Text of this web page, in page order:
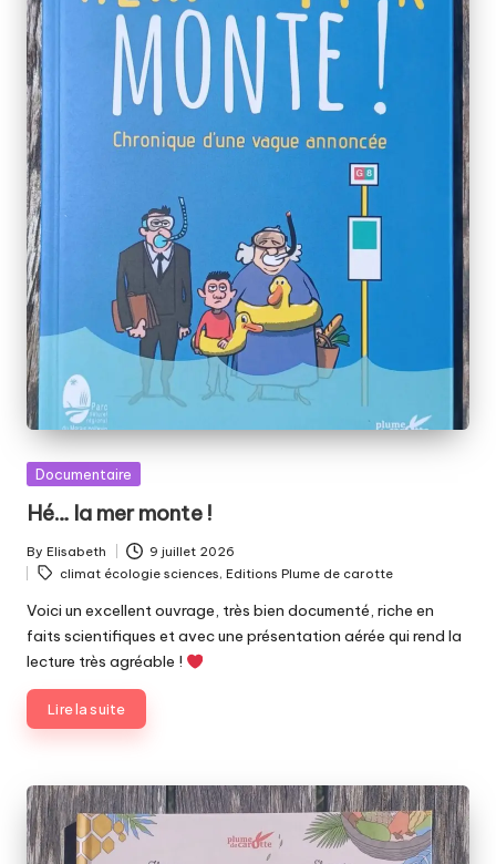
Posted
Documentaire
Hé… la mer monte !
Posted
by
By Elisabeth 9 juillet 2026
Tags:
climat écologie sciences, Editions Plume de carotte
Voici un excellent ouvrage, très bien documenté, riche en
faits scientifiques et avec une présentation aérée qui rend la
lecture très agréable !
Lire la suite